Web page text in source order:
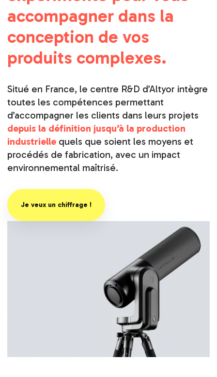
accompagner dans la
conception de vos
produits complexes.
Situé en France, le centre R&D d’Altyor intègre
toutes les compétences permettant
d’accompagner les clients dans leurs projets
depuis la définition jusqu’à la production
industrielle quels que soient les moyens et
procédés de fabrication, avec un impact
environnemental maîtrisé.
Je veux un chiffrage !